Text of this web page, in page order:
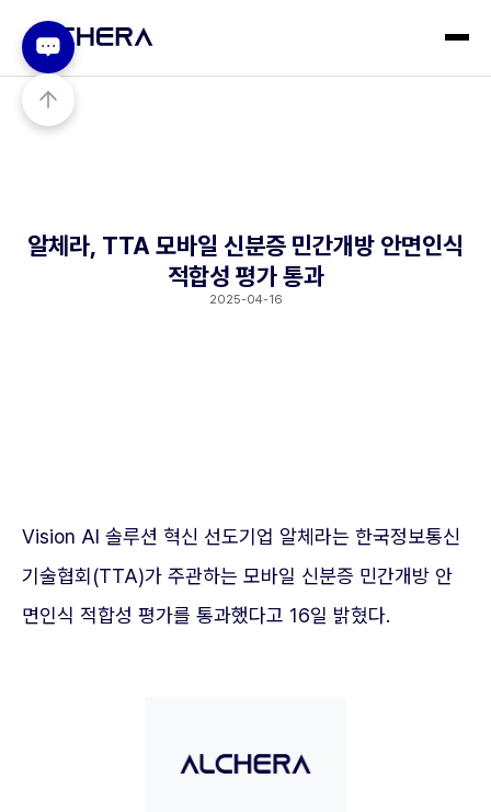
알체라, TTA 모바일 신분증 민간개방 안면인식
적합성 평가 통과
2025-04-16
Vision AI 솔루션 혁신 선도기업 알체라는 한국정보통신
기술협회(TTA)가 주관하는 모바일 신분증 민간개방 안
면인식 적합성 평가를 통과했다고 16일 밝혔다.